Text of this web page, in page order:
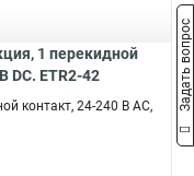
1 перекидной
DC. ETR2-42
контакт, 24-240 В АС,
Задать вопрос